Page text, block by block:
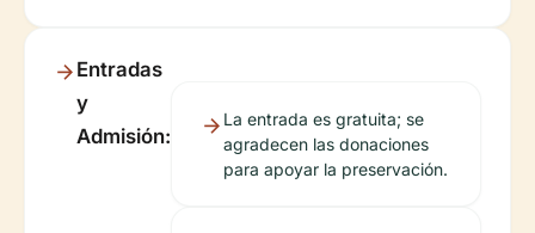
Entradas
y
Admisión:
La entrada es gratuita; se
agradecen las donaciones
para apoyar la preservación.